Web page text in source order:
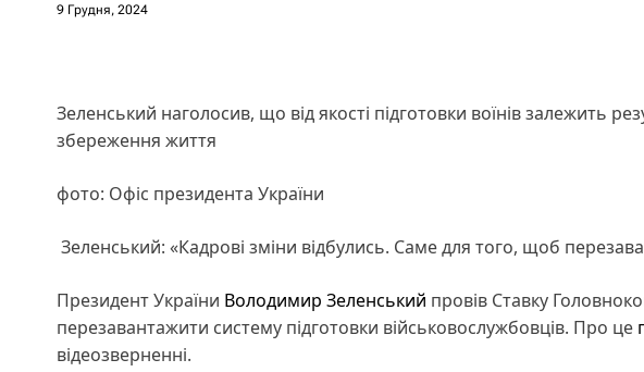
9 Грудня, 2024
Зеленський наголосив, що від якості підготовки воїнів залежить
збереження життя
фото: Офіс президента України
Зеленський: «Кадрові зміни відбулись. Саме для того, щоб
Президент України Володимир Зеленський провів Ставку
перезавантажити систему підготовки військовослужбовців. Про це
відеозверненні.